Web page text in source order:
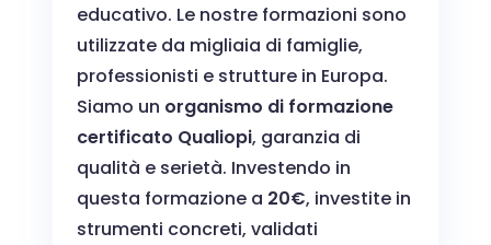
educativo. Le nostre formazioni sono
utilizzate da migliaia di famiglie,
professionisti e strutture in Europa.
Siamo un organismo di formazione
certificato Qualiopi, garanzia di
qualità e serietà. Investendo in
questa formazione a 20€, investite in
strumenti concreti, validati